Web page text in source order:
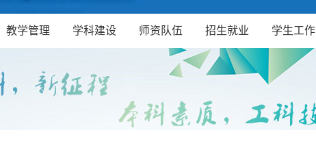
教学管理 学科建设 师资队伍 招生就业 学生工作